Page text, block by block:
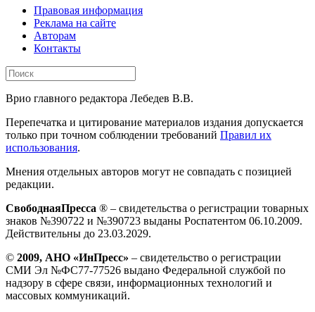
Правовая информация
Реклама на сайте
Авторам
Контакты
Врио главного редактора Лебедев В.В.
Перепечатка и цитирование материалов издания допускается
только при точном соблюдении требований Правил их
использования.
Мнения отдельных авторов могут не совпадать с позицией
редакции.
СвободнаяПресса ® – свидетельства о регистрации товарных
знаков №390722 и №390723 выданы Роспатентом 06.10.2009.
Действительны до 23.03.2029.
© 2009, АНО «ИнПресс» – свидетельство о регистрации
СМИ Эл №ФС77-77526 выдано Федеральной службой по
надзору в сфере связи, информационных технологий и
массовых коммуникаций.